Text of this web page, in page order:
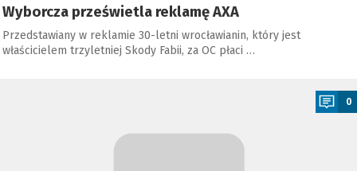
Wyborcza prześwietla reklamę AXA
Przedstawiany w reklamie 30-letni wrocławianin, który jest
właścicielem trzyletniej Skody Fabii, za OC płaci …
0